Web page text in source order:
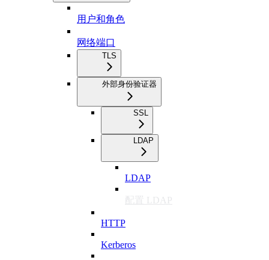
用户和角色
网络端口
TLS
外部身份验证器
SSL
LDAP
LDAP
配置 LDAP
HTTP
Kerberos